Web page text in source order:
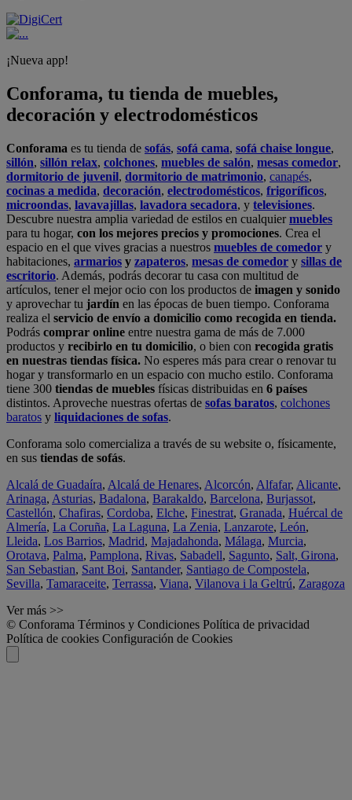
¡Nueva app!
Conforama, tu tienda de muebles,
decoración y electrodomésticos
Conforama es tu tienda de sofás, sofá cama, sofá chaise longue,
sillón, sillón relax, colchones, muebles de salón, mesas comedor,
dormitorio de juvenil, dormitorio de matrimonio, canapés,
cocinas a medida, decoración, electrodomésticos, frigoríficos,
microondas, lavavajillas, lavadora secadora, y televisiones.
Descubre nuestra amplia variedad de estilos en cualquiermuebles
para tu hogar, con los mejores precios y promociones. Crea el
espacio en el que vives gracias a nuestros muebles de comedor y
habitaciones, armarios y zapateros, mesas de comedor y sillas de
escritorio. Además, podrás decorar tu casa con multitud de
artículos, tener el mejor ocio con los productos de imagen y sonido
y aprovechar tu jardín en las épocas de buen tiempo. Conforama
realiza el servicio de envío a domicilio como recogida en tienda.
Podrás comprar online entre nuestra gama de más de 7.000
productos y recibirlo en tu domicilio, o bien con recogida gratis
en nuestras tiendas física. No esperes más para crear o renovar tu
hogar y transformarlo en un espacio con mucho estilo. Conforama
tiene 300 tiendas de muebles físicas distribuidas en 6 países
distintos. Aproveche nuestras ofertas de sofas baratos, colchones
baratos y liquidaciones de sofas.
Conforama solo comercializa a través de su website o, físicamente,
en sus tiendas de sofás.
Alcalá de Guadaíra, Alcalá de Henares, Alcorcón, Alfafar, Alicante,
Arinaga, Asturias, Badalona, Barakaldo, Barcelona, Burjassot,
Castellón, Chafiras, Cordoba, Elche, Finestrat, Granada, Huércal de
Almería, La Coruña, La Laguna, La Zenia, Lanzarote, León,
Lleida, Los Barrios, Madrid, Majadahonda, Málaga, Murcia,
Orotava, Palma, Pamplona, Rivas, Sabadell, Sagunto, Salt, Girona,
San Sebastian, Sant Boi, Santander, Santiago de Compostela,
Sevilla, Tamaraceite, Terrassa, Viana, Vilanova i la Geltrú, Zaragoza
Ver más >>
© Conforama Términos y Condiciones Política de privacidad
Política de cookies Configuración de Cookies